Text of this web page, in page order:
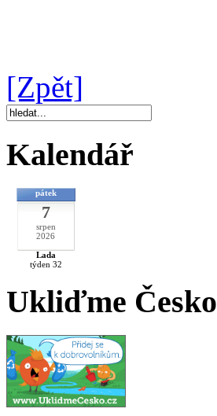
[Zpět]
Kalendář
pátek
7
srpen
2026
Lada
týden 32
Ukliďme Česko